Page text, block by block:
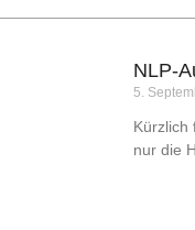
NLP-
5.
Kürzlich
nur die